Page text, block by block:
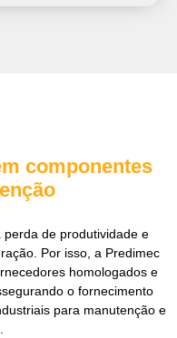
componentes
de produtividade e
Por isso, a Predimec
homologados e
o fornecimento
para manutenção e